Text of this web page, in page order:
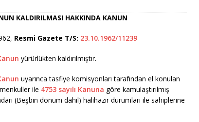
KALDIRILMASI HAKKINDA KANUN
Resmi Gazete T/S: 23.10.1962/11239
yürürlükten kaldırılmıştır.
uyarınca tasfiye komisyonları tarafından el konulan
ile 4753 sayılı Kanuna göre kamulaştırılmış
(Beşbin dönüm dahil) halihazır durumları ile sahiplerine